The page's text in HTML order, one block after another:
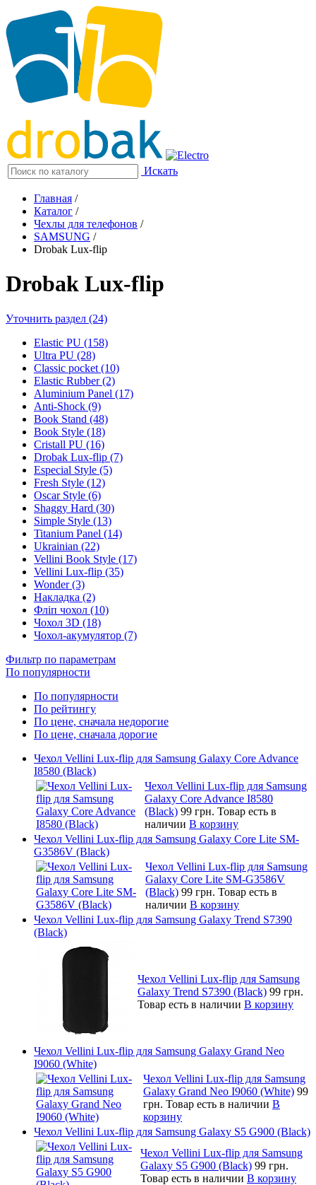
Искать
Главная /
Каталог /
Чехлы для телефонов /
SAMSUNG /
Drobak Lux-flip
Drobak Lux-flip
Уточнить раздел (24)
Elastic PU (158)
Ultra PU (28)
Classic pocket (10)
Elastic Rubber (2)
Aluminium Panel (17)
Anti-Shock (9)
Book Stand (48)
Book Style (18)
Cristall PU (16)
Drobak Lux-flip (7)
Especial Style (5)
Fresh Style (12)
Oscar Style (6)
Shaggy Hard (30)
Simple Style (13)
Titanium Panel (14)
Ukrainian (22)
Vellini Book Style (17)
Vellini Lux-flip (35)
Wonder (3)
Накладка (2)
Фліп чохол (10)
Чохол 3D (18)
Чохол-акумулятор (7)
Фильтр по параметрам
По популярности
По популярности
По рейтингу
По цене, сначала недорогие
По цене, сначала дорогие
Чехол Vellini Lux-flip для Samsung Galaxy Core Advance
I8580 (Black)
Чехол Vellini Lux-flip для Samsung
Galaxy Core Advance I8580
(Black) 99 грн. Товар есть в
наличии В корзину
Чехол Vellini Lux-flip для Samsung Galaxy Core Lite SM-
G3586V (Black)
Чехол Vellini Lux-flip для Samsung
Galaxy Core Lite SM-G3586V
(Black) 99 грн. Товар есть в
наличии В корзину
Чехол Vellini Lux-flip для Samsung Galaxy Trend S7390
(Black)
Чехол Vellini Lux-flip для Samsung
Galaxy Trend S7390 (Black) 99 грн.
Товар есть в наличии В корзину
Чехол Vellini Lux-flip для Samsung Galaxy Grand Neo
I9060 (White)
Чехол Vellini Lux-flip для Samsung
Galaxy Grand Neo I9060 (White) 99
грн. Товар есть в наличии В
корзину
Чехол Vellini Lux-flip для Samsung Galaxy S5 G900 (Black)
Чехол Vellini Lux-flip для Samsung
Galaxy S5 G900 (Black) 99 грн.
Товар есть в наличии В корзину